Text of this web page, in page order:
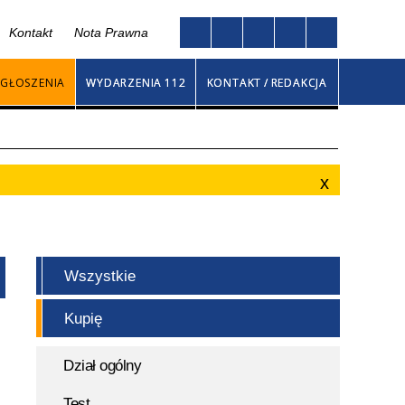
Kontakt Nota Prawna
WYDARZENIA 112 KONTAKT / REDAKCJA
Wszystkie
Kupię
Dział ogólny